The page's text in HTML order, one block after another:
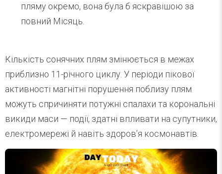
пляму окремо, вона була б яскравішою за
повний Місяць.
Кількість сонячних плям змінюється в межах
приблизно 11-річного циклу. У періоди пікової
активності магнітні порушення поблизу плям
можуть спричиняти потужні спалахи та корональні
викиди маси — події, здатні впливати на супутники,
електромережі й навіть здоров’я космонавтів.